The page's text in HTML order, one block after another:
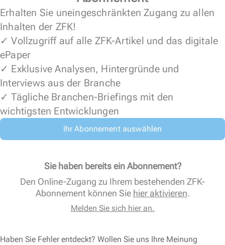
Erhalten Sie uneingeschränkten Zugang zu allen
Inhalten der ZFK!
✓ Vollzugriff auf alle ZFK-Artikel und das digitale
ePaper
✓ Exklusive Analysen, Hintergründe und
Interviews aus der Branche
✓ Tägliche Branchen-Briefings mit den
wichtigsten Entwicklungen
Ihr Abonnement auswählen
Sie haben bereits ein Abonnement?
Den Online-Zugang zu Ihrem bestehenden ZFK-
Abonnement können Sie hier aktivieren.
Melden Sie sich hier an.
Haben Sie Fehler entdeckt? Wollen Sie uns Ihre Meinung